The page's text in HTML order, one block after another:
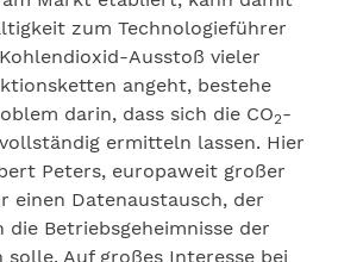
zum Technologieführer
Ausstoß vieler
angeht, bestehe
darin, dass sich die CO2-
ermitteln lassen. Hier
Peters, europaweit großer
einen Datenaustausch, der
Betriebsgeheimnisse der
Auf großes Interesse bei